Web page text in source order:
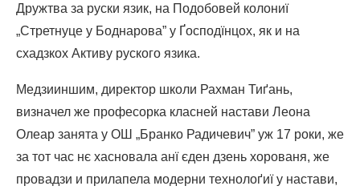
Дружтва за руски язик, на Подобовей колониї
„Стретнуце у Боднарова” у Ґосподїнцох, як и на
схадзкох Активу руского язика.
Медзииншим, директор школи Рахман Тиґань,
визначел же професорка класней настави Леона
Олеар занята у ОШ „Бранко Радичевич” уж 17 роки, же
за тот час нє хасновала анї єден дзень хорованя, же
провадзи и прилапела модерни технолоґиї у настави,